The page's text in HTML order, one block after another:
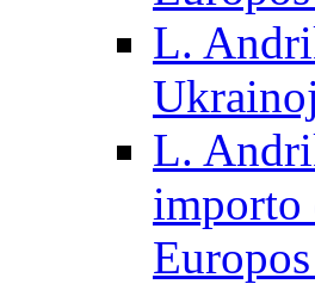
L.
L.
importo